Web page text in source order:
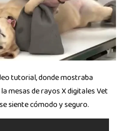
tutorial, donde mostraba
mesas de rayos X digitales Vet
siente cómodo y seguro.